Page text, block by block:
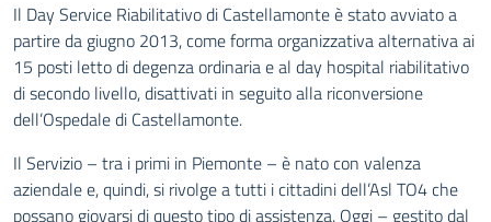
Il Day Service Riabilitativo di Castellamonte è stato avviato a
partire da giugno 2013, come forma organizzativa alternativa ai
15 posti letto di degenza ordinaria e al day hospital riabilitativo
di secondo livello, disattivati in seguito alla riconversione
dell’Ospedale di Castellamonte.
Il Servizio – tra i primi in Piemonte – è nato con valenza
aziendale e, quindi, si rivolge a tutti i cittadini dell’Asl TO4 che
possano giovarsi di questo tipo di assistenza. Oggi – gestito dal